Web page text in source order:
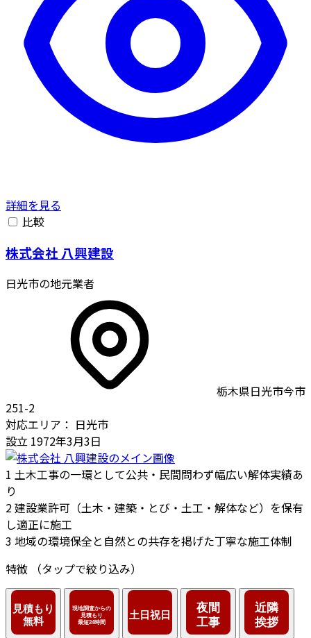
詳細を見る
比較
株式会社 八興建設
日光市の地元業者
栃木県日光市今市
251-2
対応エリア： 日光市
設立 1972年3月3日
1 土木工事の一環として公共・民間問わず幅広い解体実績あ
り
2建設業許可（土木・建築・とび・土工・解体など）を保有
し適正に施工
3 地域の環境保全と自然との共存を掲げた丁寧な施工体制
特徴
（タップで絞り込み）